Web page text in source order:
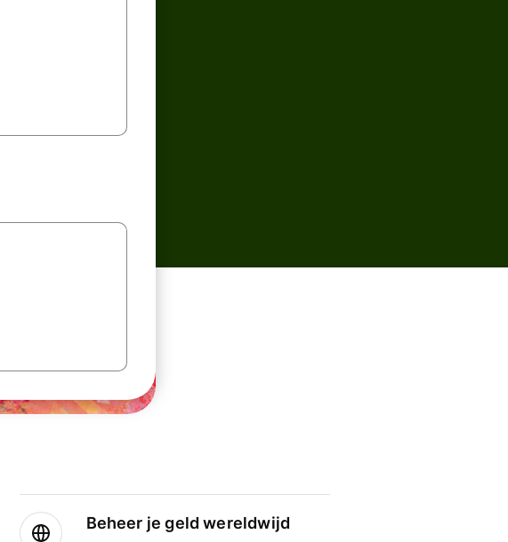
Beheer je geld wereldwijd